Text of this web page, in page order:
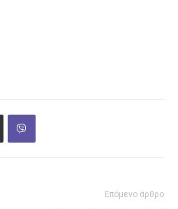
Επόμενο άρθρο